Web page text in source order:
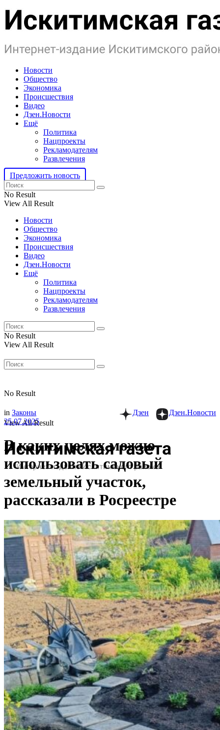
Новости
Общество
Экономика
Происшествия
Видео
Дзен.Новости
Ещё
Политика
Нацпроекты
Рекламодателям
Развлечения
Предложить новость
No Result
View All Result
Новости
Общество
Экономика
Происшествия
Видео
Дзен.Новости
Ещё
Политика
Нацпроекты
Рекламодателям
Развлечения
No Result
View All Result
No Result
View All Result
Дзен.Новости
Дзен
in Законы
25.07.2025
В каких целях можно
использовать садовый
земельный участок,
рассказали в Росреестре